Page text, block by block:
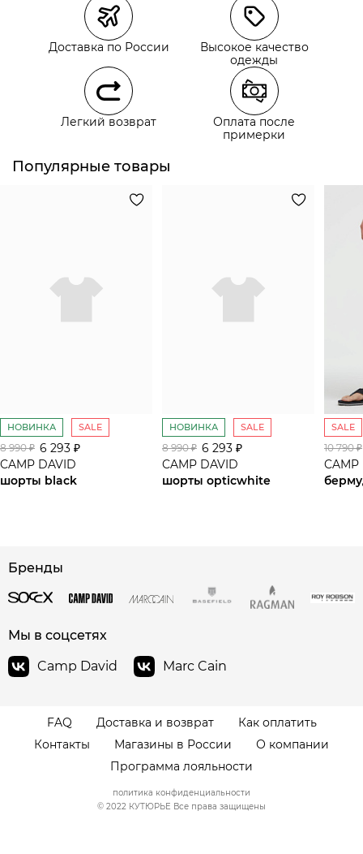
Курьерская доставка СДЭК
Самовывоз из пункта выдачи СДЭК
Самовывоз из наших магазинов
Курьерская доставка СДЭК
Самовывоз из пункта выдачи СДЭК
Доставка по России
Высокое качество
одежды
Легкий возврат
Оплата после
примерки
Популярные товары
НОВИНКА SALE
8 990 ₽ 6 293 ₽
CAMP DAVID
шорты black
НОВИНКА SALE
8 990 ₽ 6 293 ₽
CAMP DAVID
шорты opticwhite
SALE
10 790 ₽
CAMP
Бренды
Мы в соцсетях
Camp David
Marc Cain
FAQ Доставка и возврат
Как оплатить
Контакты
Магазины в России
О компании
Программа лояльности
© 2022 КУТЮРЬЕ Все права защищены
политика конфиденциальности